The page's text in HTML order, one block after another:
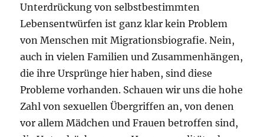
Unterdrückung von selbstbestimmten
Lebensentwürfen ist ganz klar kein Problem
von Menschen mit Migrationsbiografie. Nein,
auch in vielen Familien und Zusammenhängen,
die ihre Ursprünge hier haben, sind diese
Probleme vorhanden. Schauen wir uns die hohe
Zahl von sexuellen Übergriffen an, von denen
vor allem Mädchen und Frauen betroffen sind,